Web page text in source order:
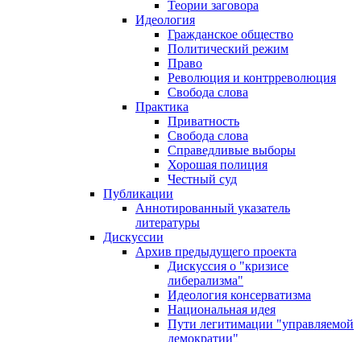
Теории заговора
Идеология
Гражданское общество
Политический режим
Право
Революция и контрреволюция
Свобода слова
Практика
Приватность
Свобода слова
Справедливые выборы
Хорошая полиция
Честный суд
Публикации
Аннотированный указатель
литературы
Дискуссии
Архив предыдущего проекта
Дискуссия о "кризисе
либерализма"
Идеология консерватизма
Национальная идея
Пути легитимации "управляемой
демократии"